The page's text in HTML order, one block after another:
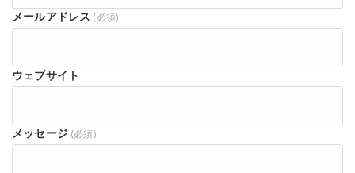
メールアドレス (必須)
ウェブサイト
メッセージ (必須)